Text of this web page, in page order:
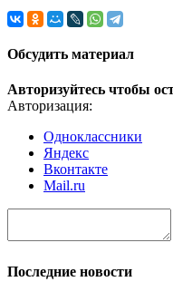
Обсудить материал
Авторизуйтесь чтобы
Авторизация:
Одноклассники
Яндекс
Вконтакте
Mail.ru
Последние новости